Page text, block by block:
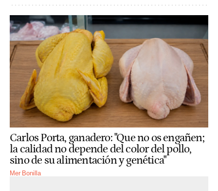
Carlos Porta, ganadero: "Que no os engañen;
la calidad no depende del color del pollo,
sino de su alimentación y genética"
Mer Bonilla